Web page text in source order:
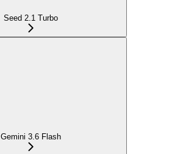
Seed 2.1 Turbo
Gemini 3.6 Flash